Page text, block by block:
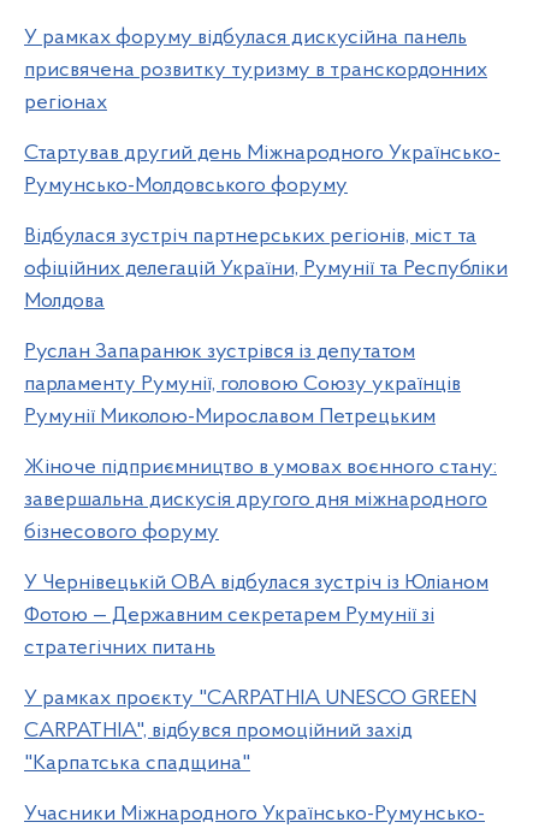
У рамках форуму відбулася дискусійна панель
присвячена розвитку туризму в транскордонних
регіонах
Стартував другий день Міжнародного Українсько-
Румунсько-Молдовського форуму
Відбулася зустріч партнерських регіонів, міст та
офіційних делегацій України, Румунії та Республіки
Молдова
Руслан Запаранюк зустрівся із депутатом
парламенту Румунії, головою Союзу українців
Румунії Миколою-Мирославом Петрецьким
Жіноче підприємництво в умовах воєнного стану:
завершальна дискусія другого дня міжнародного
бізнесового форуму
У Чернівецькій ОВА відбулася зустріч із Юліаном
Фотою — Державним секретарем Румунії зі
стратегічних питань
У рамках проєкту "CARPATHIA UNESCO GREEN
CARPATHIA", відбувся промоційний захід
"Карпатська спадщина"
Учасники Міжнародного Українсько-Румунсько-